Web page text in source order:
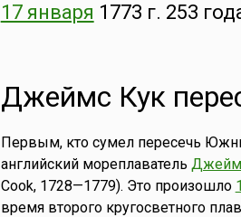
17 января 1773 г. 253
Джеймс Кук
Первым, кто сумел пересечь
английский мореплаватель
Cook, 1728—1779). Это произошло
время второго кругосветного